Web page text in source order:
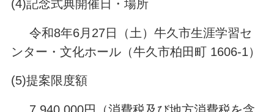
(4)記念式典開催日・場所
令和8年6月27日（土）牛久市生涯学習セ
ンター・文化ホール（牛久市柏田町 1606-1）
(5)提案限度額